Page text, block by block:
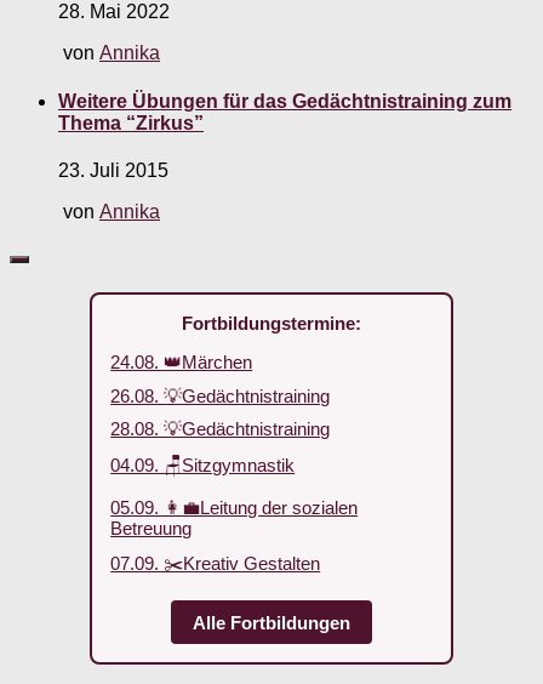
28. Mai 2022
von Annika
Weitere Übungen für das Gedächtnistraining zum
Thema “Zirkus”
23. Juli 2015
von Annika
Fortbildungstermine:
24.08. 👑Märchen
26.08. 💡Gedächtnistraining
28.08. 💡Gedächtnistraining
04.09. 🪑Sitzgymnastik
05.09. 👩‍💼Leitung der sozialen
Betreuung
07.09. ✂️Kreativ Gestalten
Alle Fortbildungen